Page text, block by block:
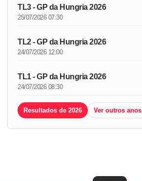
TL3 - GP da Hungria 2026
25/07/2026 07:30
TL2 - GP da Hungria 2026
24/07/2026 12:00
TL1 - GP da Hungria 2026
24/07/2026 08:30
Resultados de 2026 Ver outros anos